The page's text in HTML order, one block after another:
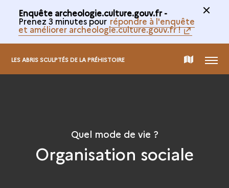
Enquête archeologie.culture.gouv.fr -
Prenez 3 minutes pour répondre à l'enquête
et améliorer archeologie.culture.gouv.fr !
LES ABRIS SCULPTÉS DE LA PRÉHISTOIRE CARTE
COLLECTION
MENU
Quel mode de vie ?
Organisation sociale